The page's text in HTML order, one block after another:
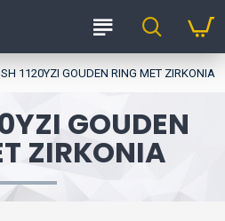
1120YZI GOUDEN RING MET ZIRKONIA
GOUDEN
ZIRKONIA